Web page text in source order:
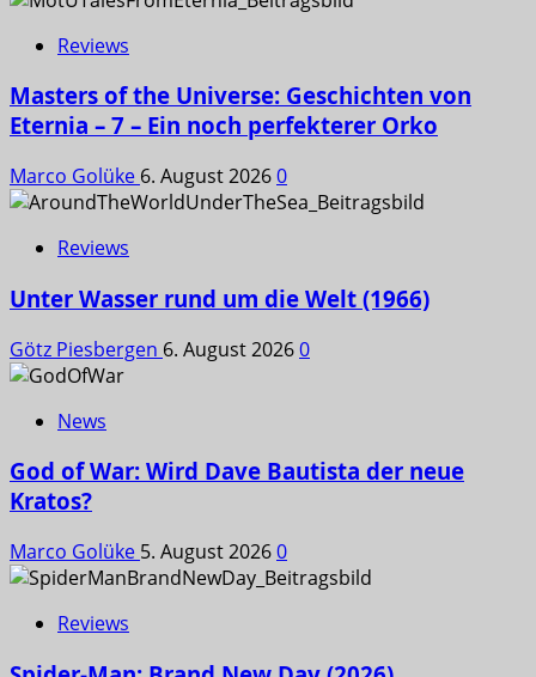
Reviews
Masters of the Universe: Geschichten von
Eternia – 7 – Ein noch perfekterer Orko
Marco Golüke 6. August 20260
Reviews
Unter Wasser rund um die Welt (1966)
Götz Piesbergen 6. August 20260
News
God of War: Wird Dave Bautista der neue
Kratos?
Marco Golüke 5. August 20260
Reviews